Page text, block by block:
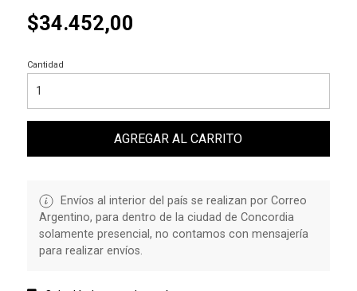
$34.452,00
Cantidad
AGREGAR AL CARRITO
Envíos al interior del país se realizan por Correo
Argentino, para dentro de la ciudad de Concordia
solamente presencial, no contamos con mensajería
para realizar envíos.